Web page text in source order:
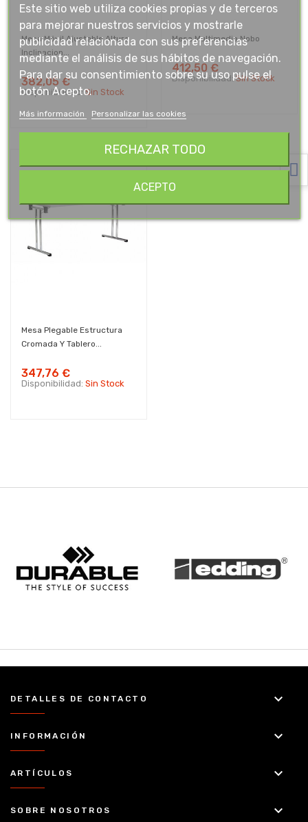
Mesa Móvil Ajustable Altura
Inclinacion...
382,05 €
Disponibilidad:Sin Stock
Mesa Multimedia Nobo
412,50 €
Disponibilidad:Sin Stock
Mesa Plegable Estructura
Cromada Y Tablero...
347,76 €
Disponibilidad: Sin Stock
DETALLES DE CONTACTO keyboard_arrow_down
INFORMACIÓN keyboard_arrow_down
ARTÍCULOS keyboard_arrow_down
SOBRE NOSOTROS keyboard_arrow_down
Este sitio web utiliza cookies propias y de terceros
para mejorar nuestros servicios y mostrarle
publicidad relacionada con sus preferencias
mediante el análisis de sus hábitos de navegación.
Para dar su consentimiento sobre su uso pulse el
botón Acepto.
Más información Personalizar las cookies
RECHAZAR TODO
ACEPTO